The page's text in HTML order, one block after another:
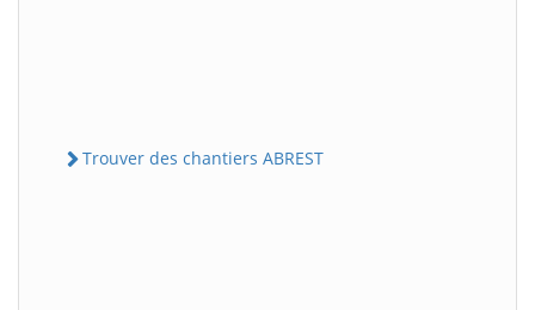
Trouver des chantiers ABREST